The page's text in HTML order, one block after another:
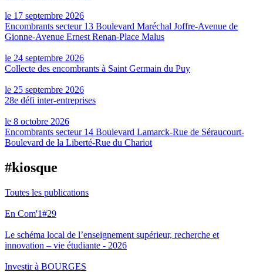
le 17 septembre 2026
Encombrants secteur 13 Boulevard Maréchal Joffre-Avenue de
Gionne-Avenue Ernest Renan-Place Malus
le 24 septembre 2026
Collecte des encombrants à Saint Germain du Puy
le 25 septembre 2026
28e défi inter-entreprises
le 8 octobre 2026
Encombrants secteur 14 Boulevard Lamarck-Rue de Séraucourt-
Boulevard de la Liberté-Rue du Chariot
#kiosque
Toutes les publications
En Com'1#29
Le schéma local de l’enseignement supérieur, recherche et
innovation – vie étudiante - 2026
Investir à BOURGES